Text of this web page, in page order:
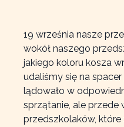
19 września nasze
wokół naszego
jakiego koloru kosza
udaliśmy się na
lądowało w
sprzątanie, ale przede
przedszkolaków,